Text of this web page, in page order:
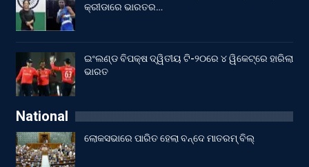
କ୍ରୀଡାରେ ଭାରତର…
ଇଂଲଣ୍ଡ ବିପକ୍ଷ ଦ୍ୱିତୀୟ ଟି-୨୦ରେ ୪ ୱିକେଟ୍‌ରେ ହାରିଲା
ଭାରତ
National
ଲୋକସଭାରେ ପାରିତ ହେଲା ବନ୍ଦେ ମାତରମ୍‌ ବିଲ୍‌